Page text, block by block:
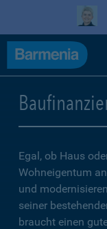
Egal, ob Haus
Wohneigentum
und
seiner
braucht einen